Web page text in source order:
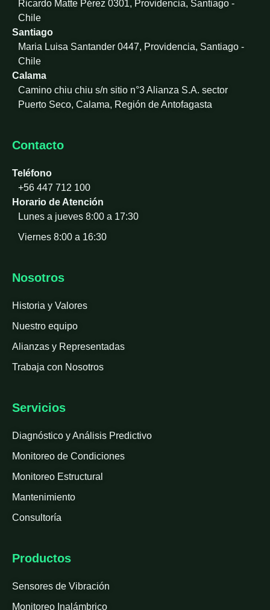
n
Ricardo Matte Pérez 0301, Providencia, Santiago -
Chile
Santiago
Maria Luisa Santander 0447, Providencia, Santiago -
Chile
Calama
Camino chiu chiu s/n sitio n°3 Alianza S.A. sector
Puerto Seco, Calama, Región de Antofagasta
Contacto
Teléfono
+56 447 712 100
Horario de Atención
Lunes a jueves 8:00 a 17:30
Viernes 8:00 a 16:30
Nosotros
Historia y Valores
Nuestro equipo
Alianzas y Representadas
Trabaja con Nosotros
Servicios
Diagnóstico y Análisis Predictivo
Monitoreo de Condiciones
Monitoreo Estructural
Mantenimiento
Consultoría
Productos
Sensores de Vibración
Monitoreo Inalámbrico